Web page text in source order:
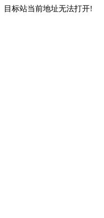
目标站当前地址无法打开!